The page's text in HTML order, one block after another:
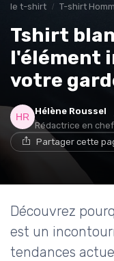
le t-shirt T-shirt
Tshirt
l'élément
votre
Hélène Roussel
Rédactrice en chef
Partager cette
Découvrez
est un
tendances